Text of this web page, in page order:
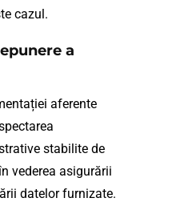
cazul.
a
aferente
stabilite de
vederea asigurării
datelor furnizate.